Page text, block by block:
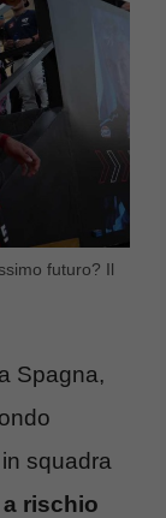
futuro? Il
Spagna,
squadra
rischio